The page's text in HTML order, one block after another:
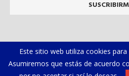
Este sitio web utiliza cookies
Asumiremos que estás de acuerdo